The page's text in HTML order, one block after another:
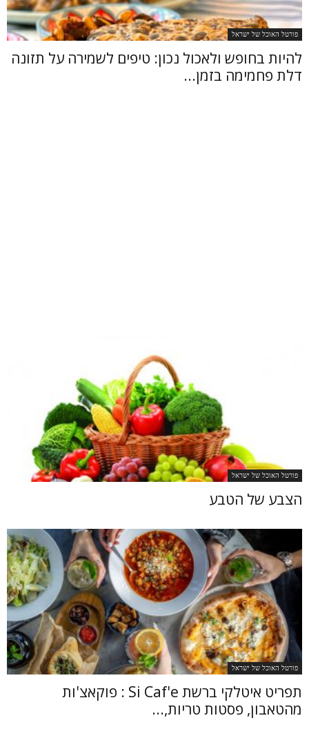
פורטל האוכל של ישראל
להיות בחופש ולאכול נכון: טיפים לשמירה על תזונה
דלת פחמימה בזמן...
פורטל האוכל של ישראל
הצבע של הטבע
פורטל האוכל של ישראל
תפריט איטלקי ברשת Si Caf'e : פוקאצ'ות
מהטאבון, פסטות טריות,...